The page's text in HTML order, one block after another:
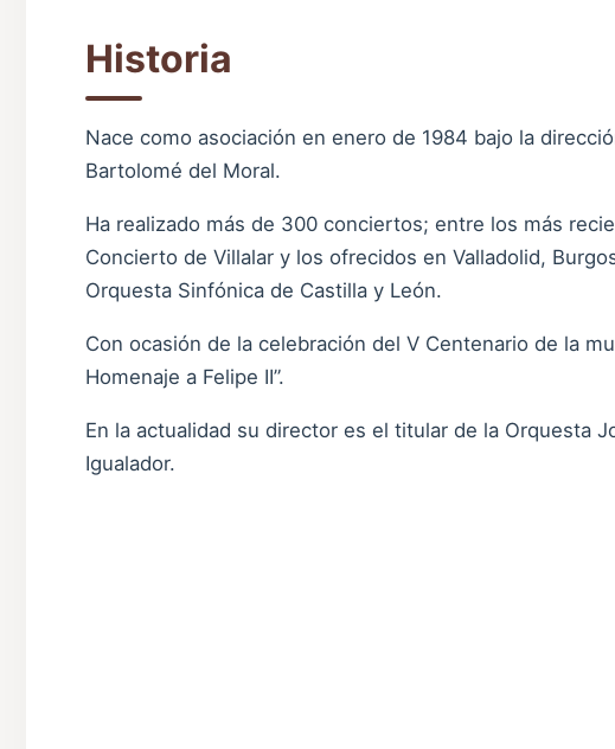
Historia
Nace como asociación en enero de 1984 bajo la
Bartolomé del Moral.
Ha realizado más de 300 conciertos; entre los más
Concierto de Villalar y los ofrecidos en Valladolid,
Orquesta Sinfónica de Castilla y León.
Con ocasión de la celebración del V Centenario de la
Homenaje a Felipe II”.
En la actualidad su director es el titular de la Orquesta
Igualador.